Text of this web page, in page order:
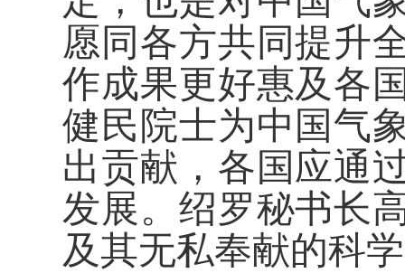
愿同各方共同提升
作成果更好惠及各
健民院士为中国气
出贡献，各国应通
发展。绍罗秘书长
及其无私奉献的科